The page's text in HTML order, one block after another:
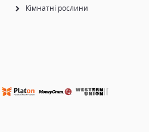
Кімнатні рослини